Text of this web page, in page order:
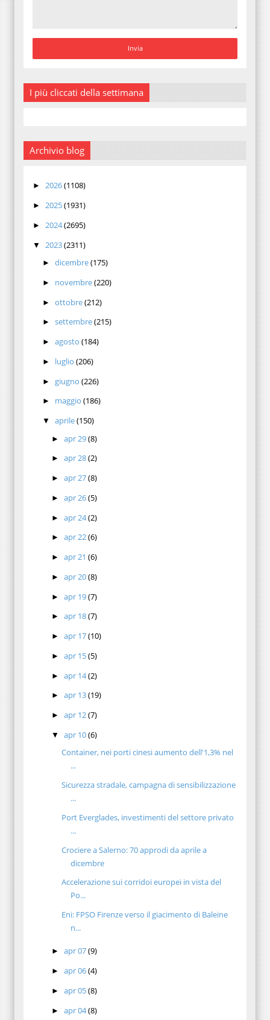
I più cliccati della settimana
Archivio blog
► 2026(1108)
► 2025(1931)
► 2024(2695)
▼ 2023(2311)
► dicembre(175)
► novembre(220)
► ottobre(212)
► settembre(215)
► agosto (184)
► luglio (206)
► giugno (226)
► maggio (186)
▼ aprile(150)
►apr 29(8)
►apr 28(2)
►apr 27(8)
►apr 26(5)
►apr 24(2)
►apr 22(6)
►apr 21(6)
►apr 20(8)
►apr 19(7)
►apr 18(7)
►apr 17(10)
►apr 15(5)
►apr 14(2)
►apr 13(19)
►apr 12(7)
▼apr 10(6)
Container, nei porti cinesi aumento dell'1,3% nel
...
Sicurezza stradale, campagna di sensibilizzazione
...
Port Everglades, investimenti del settore privato
...
Crociere a Salerno: 70 approdi da aprile a
dicembre
Accelerazione sui corridoi europei in vista del
Po...
Eni: FPSO Firenze verso il giacimento di Baleine
n...
►apr 07(9)
►apr 06(4)
►apr 05(8)
►apr 04(8)